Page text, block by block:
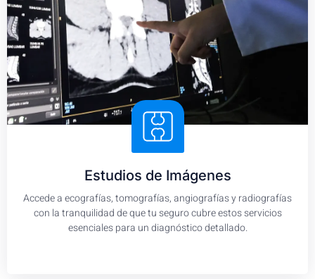
Estudios de Imágenes
Accede a ecografías, tomografías, angiografías y radiografías
con la tranquilidad de que tu seguro cubre estos servicios
esenciales para un diagnóstico detallado.